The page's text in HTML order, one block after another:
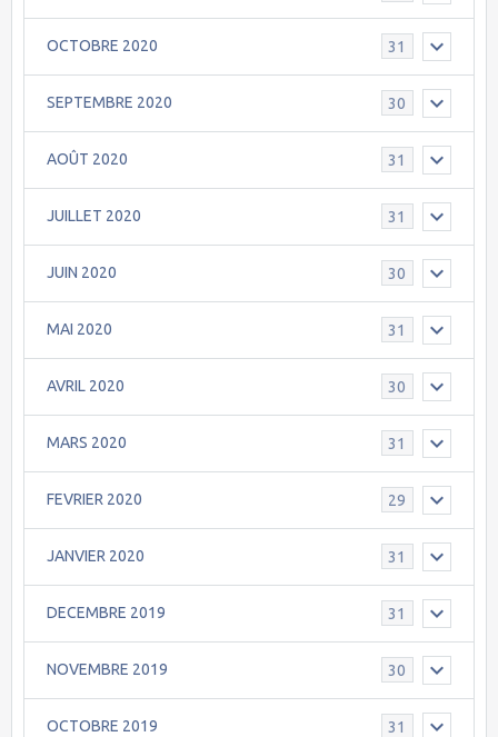
OCTOBRE 2020 31
SEPTEMBRE 2020 30
AOÛT 2020 31
JUILLET 2020 31
JUIN 2020 30
MAI 2020 31
AVRIL 2020 30
MARS 2020 31
FEVRIER 2020 29
JANVIER 2020 31
DECEMBRE 2019 31
NOVEMBRE 2019 30
OCTOBRE 2019 31